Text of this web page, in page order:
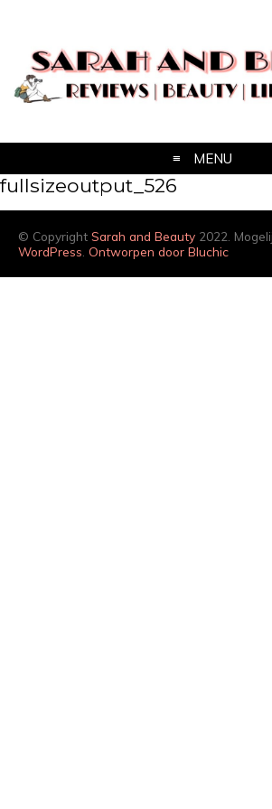
MENU
fullsizeoutput_526
© Copyright Sarah and Beauty 2022.
WordPress Ontworpen door Bluchic